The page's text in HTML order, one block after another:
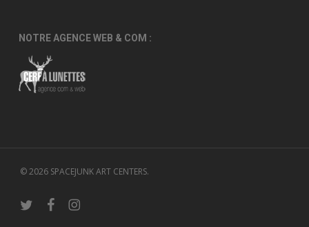
NOTRE AGENCE WEB & COM :
© 2026 SPACEJUNK ART CENTERS.
twitter facebookinstagram